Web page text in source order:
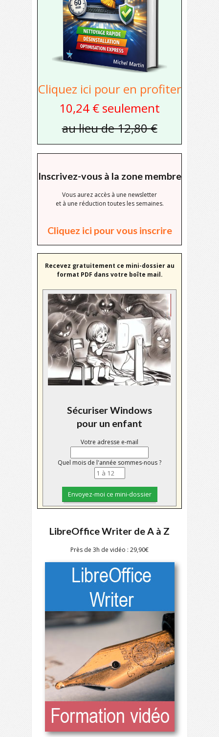
Cliquez ici pour en profiter
10,24 € seulement
au lieu de 12,80 €
Inscrivez-vous à la zone membre
Vous aurez accès à une newsletter
et à une réduction toutes les semaines.
Cliquez ici pour vous inscrire
Recevez gratuitement ce mini-dossier au
format PDF dans votre boîte mail.
Sécuriser Windows
pour un enfant
Votre adresse e-mail
Quel mois de l'année sommes-nous ?
LibreOffice Writer de A à Z
Près de 3h de vidéo : 29,90€